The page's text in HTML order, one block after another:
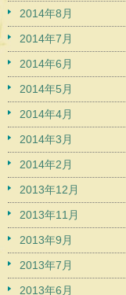
2014年8月
2014年7月
2014年6月
2014年5月
2014年4月
2014年3月
2014年2月
2013年12月
2013年11月
2013年9月
2013年7月
2013年6月